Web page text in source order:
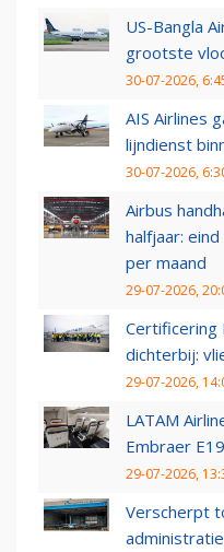
US-Bangla
grootste
30-07-2026,
AIS Airlines
lijndienst
30-07-2026,
Airbus
halfjaar:
per maand
29-07-2026,
Certificering
dichterbij:
29-07-2026,
LATAM
Embraer
29-07-2026,
Verscherpt